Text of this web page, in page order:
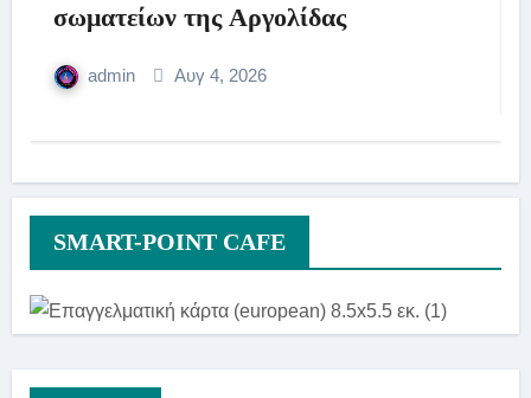
σωματείων της Αργολίδας
admin Αυγ 4, 2026
SMART-POINT CAFE